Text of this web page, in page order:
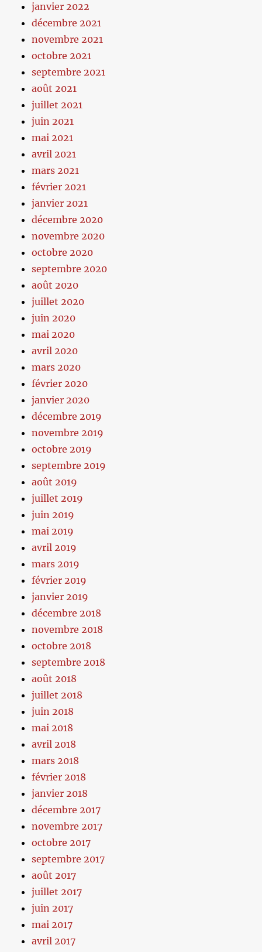
janvier 2022
décembre 2021
novembre 2021
octobre 2021
septembre 2021
août 2021
juillet 2021
juin 2021
mai 2021
avril 2021
mars 2021
février 2021
janvier 2021
décembre 2020
novembre 2020
octobre 2020
septembre 2020
août 2020
juillet 2020
juin 2020
mai 2020
avril 2020
mars 2020
février 2020
janvier 2020
décembre 2019
novembre 2019
octobre 2019
septembre 2019
août 2019
juillet 2019
juin 2019
mai 2019
avril 2019
mars 2019
février 2019
janvier 2019
décembre 2018
novembre 2018
octobre 2018
septembre 2018
août 2018
juillet 2018
juin 2018
mai 2018
avril 2018
mars 2018
février 2018
janvier 2018
décembre 2017
novembre 2017
octobre 2017
septembre 2017
août 2017
juillet 2017
juin 2017
mai 2017
avril 2017